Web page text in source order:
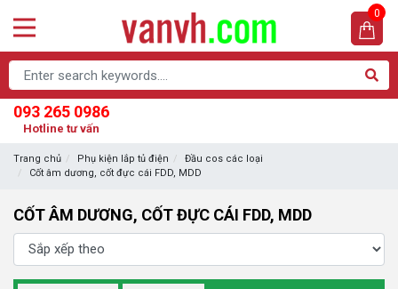
093 265 0986
Hotline tư vấn
0
Trang chủ Phụ kiện lắp tủ điện
Đầu cos các loại
Cốt âm dương, cốt đực cái FDD, MDD
CỐT ÂM DƯƠNG, CỐT ĐỰC CÁI FDD, MDD